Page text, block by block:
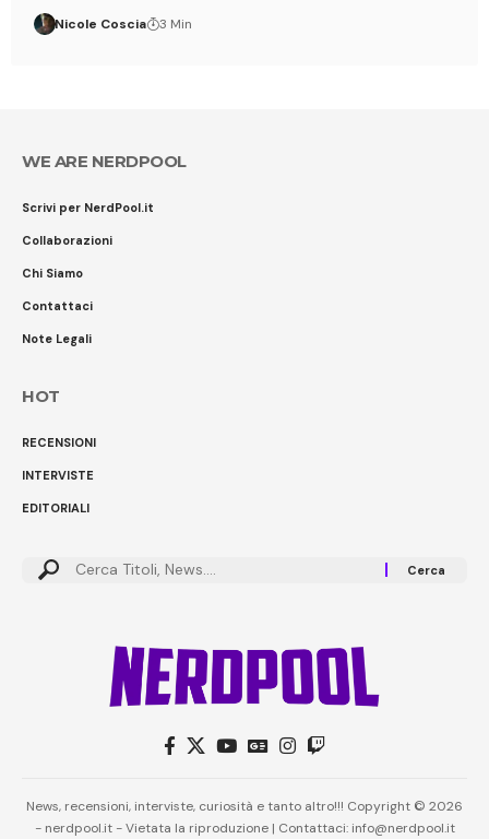
Nicole Coscia 3 Min
WE ARE NERDPOOL
Scrivi per NerdPool.it
Collaborazioni
Chi Siamo
Contattaci
Note Legali
HOT
RECENSIONI
INTERVISTE
EDITORIALI
News, recensioni, interviste, curiosità e tanto altro!!! Copyright © 2026
- nerdpool.it - Vietata la riproduzione | Contattaci: info@nerdpool.it